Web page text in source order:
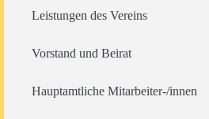
Leistungen des Vereins
Vorstand und Beirat
Hauptamtliche Mitarbeiter-/innen